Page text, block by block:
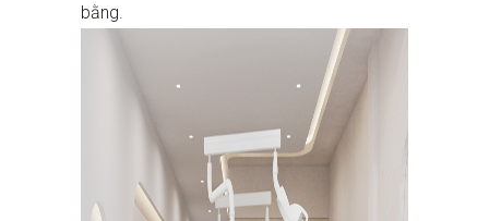
bằng.